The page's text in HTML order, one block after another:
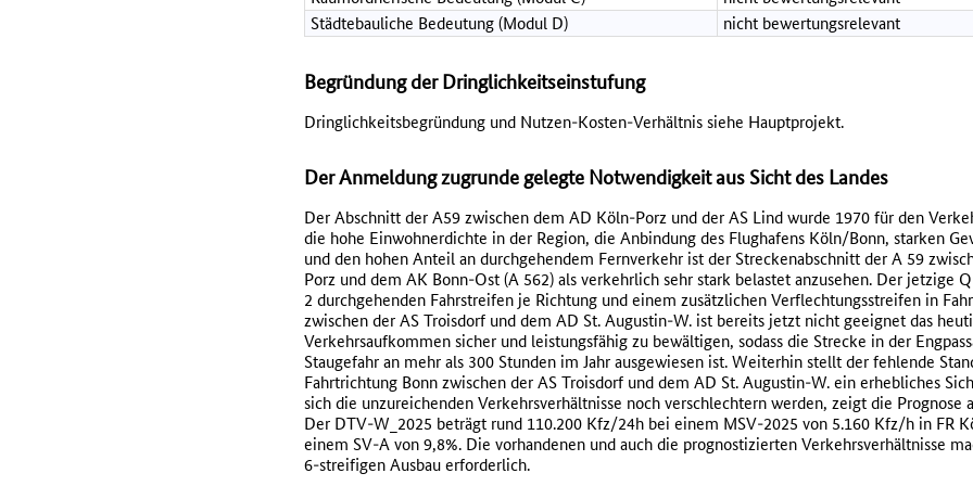
Städtebauliche Bedeutung (Modul D)
nicht bewertungsrelevant
Begründung der Dringlichkeitseinstufung
Dringlichkeitsbegründung und Nutzen-Kosten-Verhältnis siehe Hauptprojekt.
Der Anmeldung zugrunde gelegte Notwendigkeit aus Sicht des Landes
Der Abschnitt der A59 zwischen dem AD Köln-Porz und der AS Lind wurde 1970 für den
die hohe Einwohnerdichte in der Region, die Anbindung des Flughafens Köln/Bonn, starken
und den hohen Anteil an durchgehendem Fernverkehr ist der Streckenabschnitt der A 59
Porz und dem AK Bonn-Ost (A 562) als verkehrlich sehr stark belastet anzusehen. Der jetzige
2 durchgehenden Fahrstreifen je Richtung und einem zusätzlichen Verflechtungsstreifen in
zwischen der AS Troisdorf und dem AD St. Augustin-W. ist bereits jetzt nicht geeignet das
Verkehrsaufkommen sicher und leistungsfähig zu bewältigen, sodass die Strecke in der
Staugefahr an mehr als 300 Stunden im Jahr ausgewiesen ist. Weiterhin stellt der fehlende
Fahrtrichtung Bonn zwischen der AS Troisdorf und dem AD St. Augustin-W. ein erhebliches
sich die unzureichenden Verkehrsverhältnisse noch verschlechtern werden, zeigt die Prognose
Der DTV-W_2025 beträgt rund 110.200 Kfz/24h bei einem MSV-2025 von 5.160 Kfz/h in FR
einem SV-A von 9,8%. Die vorhandenen und auch die prognostizierten Verkehrsverhältnisse
6-streifigen Ausbau erforderlich.